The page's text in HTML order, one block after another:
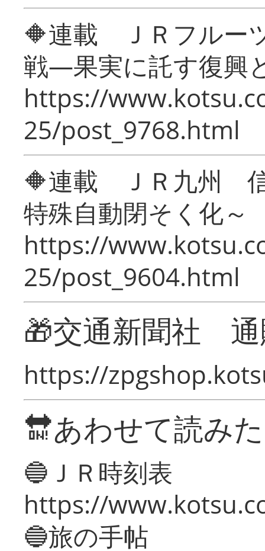
🔶連載 ＪＲフルー
戦―果実に託す復興
https://
25/post_9768.html
🔶連載 ＪＲ九州 信
特殊自動閉そく化～
https://
25/post_9604.html
🎁交通新聞社
https://
🔛あわせて読み
🔵ＪＲ時刻表
https://
🔵旅の手帖